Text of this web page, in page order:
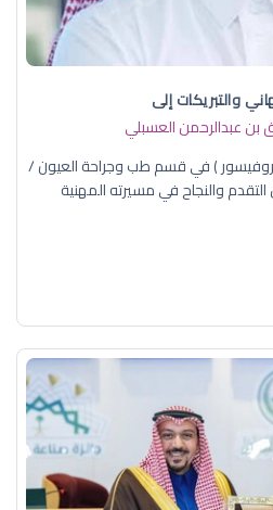
والتبريكات إلى
بن عبدالرحمن العسبلي
( بروفيسور ) في قسم طب وجراحة العيون /
والنجاح في مسيرته المهنية